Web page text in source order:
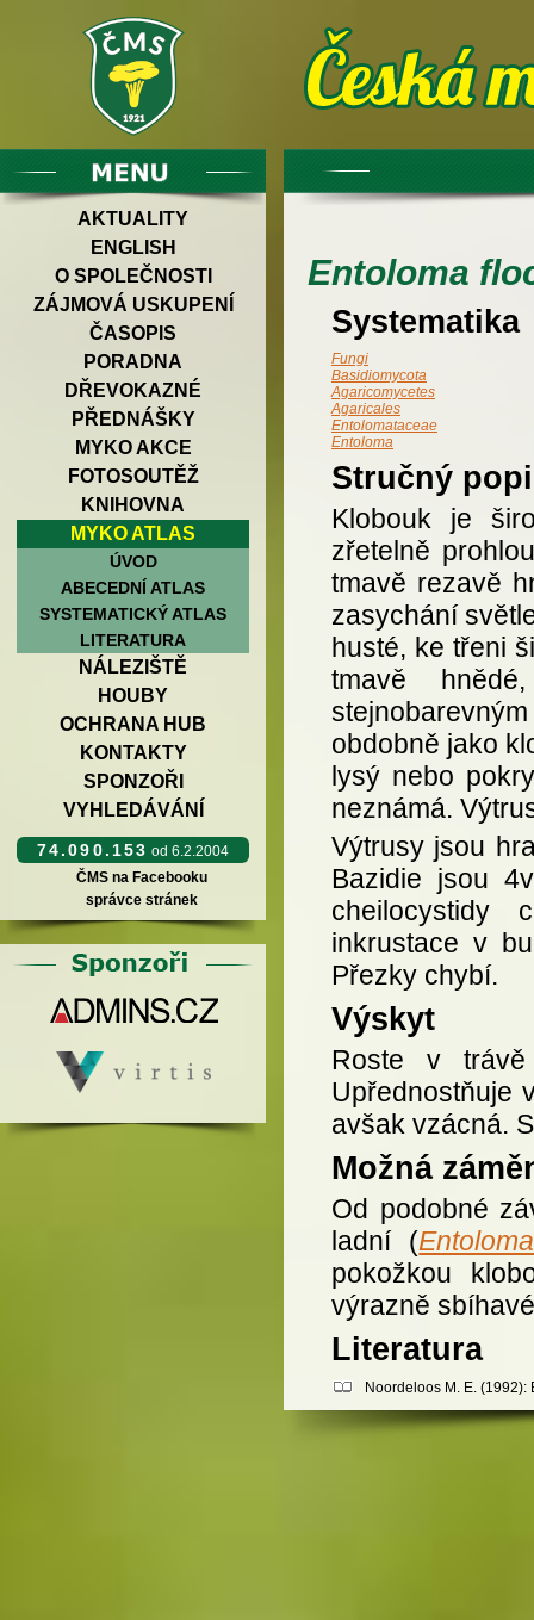
AKTUALITY
ENGLISH
O SPOLEČNOSTI
ZÁJMOVÁ USKUPENÍ
ČASOPIS
PORADNA
DŘEVOKAZNÉ
PŘEDNÁŠKY
MYKO AKCE
FOTOSOUTĚŽ
KNIHOVNA
MYKO ATLAS
ÚVOD
ABECEDNÍ ATLAS
SYSTEMATICKÝ ATLAS
LITERATURA
NÁLEZIŠTĚ
HOUBY
OCHRANA HUB
KONTAKTY
SPONZOŘI
VYHLEDÁVÁNÍ
74.090.153 od 6.2.2004
ČMS na Facebooku
správce stránek
Entoloma
Systematika
Fungi
Basidiomycota
Agaricomycetes
Agaricales
Entolomataceae
Entoloma
Stručný
Klobouk je
zřetelně
tmavě rezavě
zasychání
husté, ke třeni
tmavě
obdobně jako
lysý nebo
neznámá.
Výtrusy jsou
Bazidie jsou
cheilocystidy
inkrustace v
Přezky chybí.
Výskyt
Roste v
Upřednostňuje
avšak vzácná.
Možná
Od podobné
ladní (
pokožkou
výrazně
Literatura
Noordeloos M. E. (1992):